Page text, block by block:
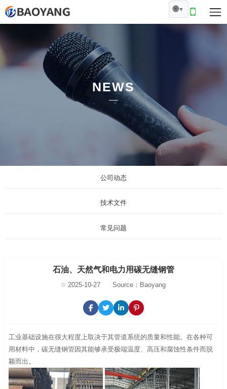
🌐▼
NEWS
公司动态
技术文件
常见问题
石油、天然气和电力用碳无缝钢管
2025-10-27 Source：Baoyang
工业基础设施在很大程度上取决于其管道系统的质量和性能。在各种可
用材料中，碳无缝钢管因其能够承受极端温度、高压和腐蚀性条件而脱
颖而出。